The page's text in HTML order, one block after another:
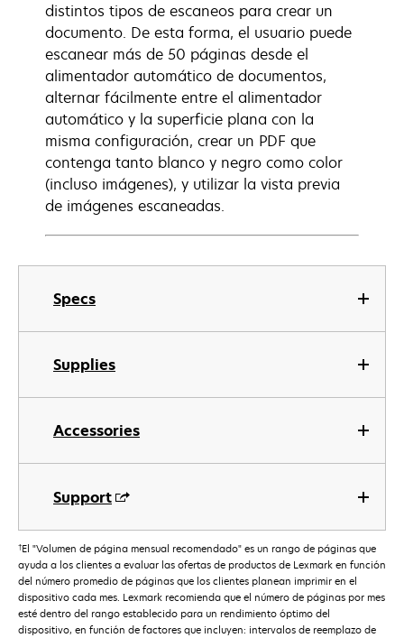
Specs
Supplies
Accessories
Support
distintos tipos de escaneos para crear un
documento. De esta forma, el usuario puede
escanear más de 50 páginas desde el
alimentador automático de documentos,
alternar fácilmente entre el alimentador
automático y la superficie plana con la
misma configuración, crear un PDF que
contenga tanto blanco y negro como color
(incluso imágenes), y utilizar la vista previa
de imágenes escaneadas.
†El "Volumen de página mensual recomendado" es un rango de páginas que
ayuda a los clientes a evaluar las ofertas de productos de Lexmark en función
del número promedio de páginas que los clientes planean imprimir en el
dispositivo cada mes. Lexmark recomienda que el número de páginas por mes
esté dentro del rango establecido para un rendimiento óptimo del
dispositivo, en función de factores que incluyen: intervalos de reemplazo de